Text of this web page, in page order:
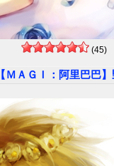
(45)
【ＭＡＧＩ：阿里巴巴